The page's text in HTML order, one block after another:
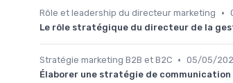
Rôle et leadership du directeur marketing •
Le rôle stratégique du directeur de la
Stratégie marketing B2B et B2C • 05/05/
Élaborer une stratégie de communication